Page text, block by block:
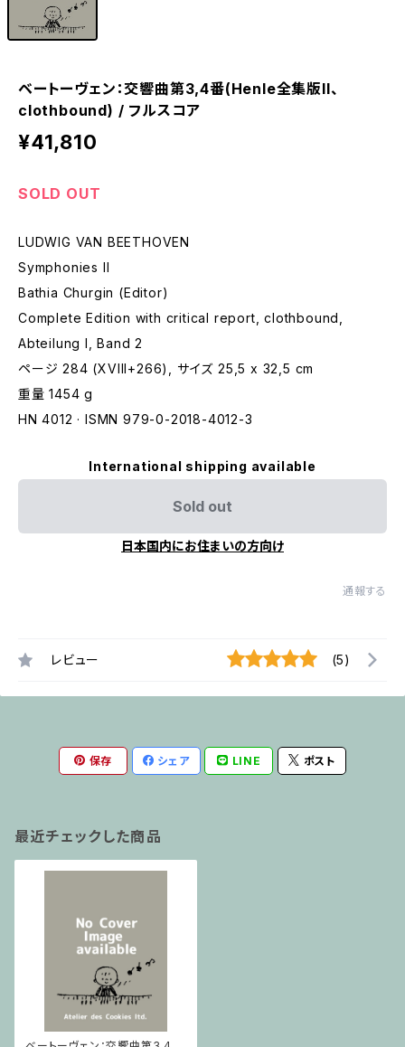
ベートーヴェン：交響曲第3,4番(Henle全集版II、
clothbound) / フルスコア
¥41,810
SOLD OUT
LUDWIG VAN BEETHOVEN
Symphonies II
Bathia Churgin (Editor)
Complete Edition with critical report, clothbound,
Abteilung I, Band 2
ページ 284 (XVIII+266), サイズ 25,5 x 32,5 cm
重量 1454 g
HN 4012 · ISMN 979-0-2018-4012-3
International shipping available
Sold out
日本国内にお住まいの方向け
通報する
レビュー (5)
保存 シェア LINE ポスト
最近チェックした商品